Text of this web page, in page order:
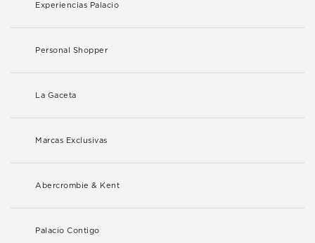
Experiencias Palacio
Personal Shopper
La Gaceta
Marcas Exclusivas
Abercrombie & Kent
Palacio Contigo